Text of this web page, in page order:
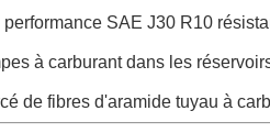
SAE J30 R10
à carburant dans les
de fibres d'aramide tuyau à